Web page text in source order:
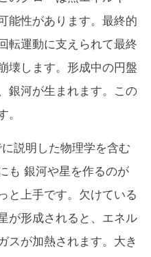
能性があります。最終的
転運動に支えられて最終
壊します。形成中の円盤
銀河が生まれます。この
。
説明した物理学を含む
も 銀河や星を作るのが
と上手です。欠けている
が形成されると、エネル
スが加熱されます。大き